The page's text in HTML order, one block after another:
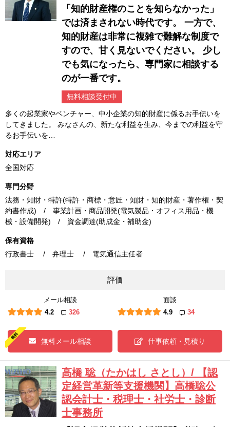
「知的財産権のことを知らなかった」
では済まされない時代です。 一方で、
知的財産は非常に複雑で難解な制度で
すので、甘く見ないでください。 少し
でも気になったら、専門家に相談する
のが一番です。
無料相談受付中
多くの起業家やベンチャー、中小企業の知的財産に係るお手伝いを
してきました。 みなさんの、新たな利益を生み、今までの利益を守
るお手伝いを…
対応エリア
全国対応
専門分野
法務・知財・特許(特許・商標・意匠・知財・知的財産・著作権・契
約書作成) / 事業計画・商品開発(電気製品・オフィス用品・機
械・設備開発) / 資金調達(助成金・補助金)
保有資格
行政書士 / 弁理士 / 電気通信主任者
評価
メール相談
4.2
326
面談
4.9
34
無料メール相談 仕事依頼・見積り
高橋 聡（たかはし さとし）/ 【認
定経営革新等支援機関】高橋聡公
認会計士・税理士・社労士・診断
士事務所